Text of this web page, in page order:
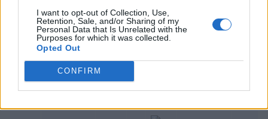
I want to opt-out of Collection, Use,
Retention, Sale, and/or Sharing of my
Personal Data that Is Unrelated with the
Purposes for which it was collected.
Opted Out
CONFIRM
Flash
Wolves
vs
Team
14:00
Phong Vũ
Buffalo
vs
Gaming